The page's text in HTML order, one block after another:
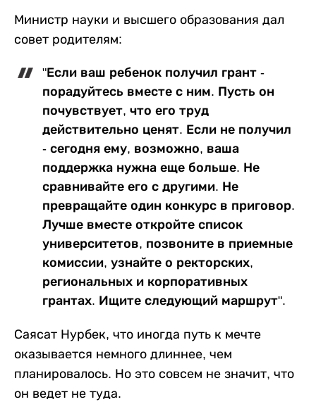
Министр науки и высшего образования дал
совет родителям:
"Если ваш ребенок получил грант -
порадуйтесь вместе с ним. Пусть он
почувствует, что его труд
действительно ценят. Если не получил
- сегодня ему, возможно, ваша
поддержка нужна еще больше. Не
сравнивайте его с другими. Не
превращайте один конкурс в приговор.
Лучше вместе откройте список
университетов, позвоните в приемные
комиссии, узнайте о ректорских,
региональных и корпоративных
грантах. Ищите следующий маршрут".
Саясат Нурбек, что иногда путь к мечте
оказывается немного длиннее, чем
планировалось. Но это совсем не значит, что
он ведет не туда.